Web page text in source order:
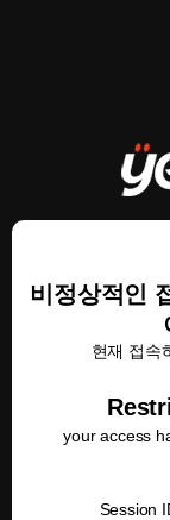
비정상적인
현재 접속
your access
Session